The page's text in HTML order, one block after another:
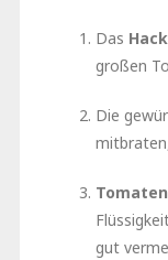
Das
großen
Die
gut